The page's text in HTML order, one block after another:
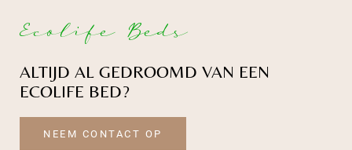
Ecolife Beds
ALTIJD AL GEDROOMD VAN EEN
ECOLIFE BED?
NEEM CONTACT OP